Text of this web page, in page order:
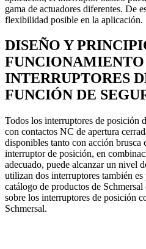
gama de actuadores diferentes. De
flexibilidad posible en la aplicación.
DISEÑO Y
FUNCIONAMIENTO
INTERRUPTORES
FUNCIÓN DE
Todos los interruptores de posición
con contactos NC de apertura
disponibles tanto con acción
interruptor de posición, en
adecuado, puede alcanzar un nivel
utilizan dos interruptores también
catálogo de productos de
sobre los interruptores de posición
Schmersal.